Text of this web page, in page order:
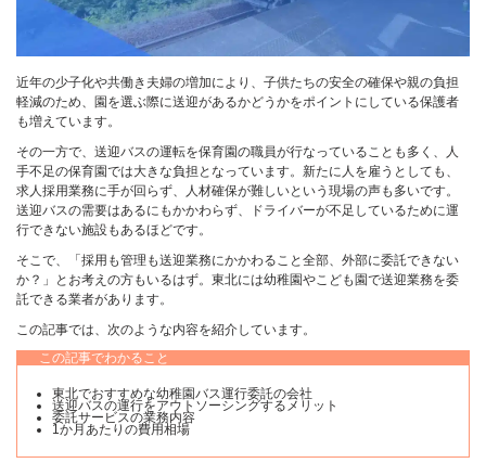
近年の少子化や共働き夫婦の増加により、子供たちの安全の確保や親の負担
軽減のため、園を選ぶ際に送迎があるかどうかをポイントにしている保護者
も増えています。
その一方で、送迎バスの運転を保育園の職員が行なっていることも多く、人
手不足の保育園では大きな負担となっています。新たに人を雇うとしても、
求人採用業務に手が回らず、人材確保が難しいという現場の声も多いです。
送迎バスの需要はあるにもかかわらず、ドライバーが不足しているために運
行できない施設もあるほどです。
そこで、「採用も管理も送迎業務にかかわること全部、外部に委託できない
か？」とお考えの方もいるはず。東北には幼稚園やこども園で送迎業務を委
託できる業者があります。
この記事では、次のような内容を紹介しています。
この記事でわかること
東北でおすすめな幼稚園バス運行委託の会社
送迎バスの運行をアウトソーシングするメリット
委託サービスの業務内容
1か月あたりの費用相場